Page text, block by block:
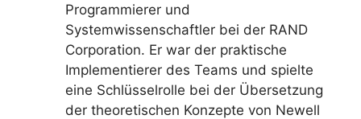
Programmierer und
Systemwissenschaftler bei der RAND
Corporation. Er war der praktische
Implementierer des Teams und spielte
eine Schlüsselrolle bei der Übersetzung
der theoretischen Konzepte von Newell